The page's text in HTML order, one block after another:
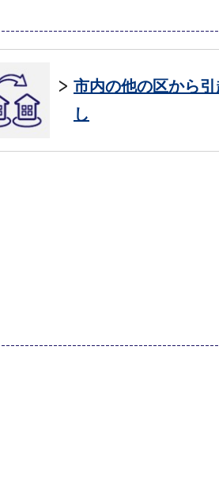
市内の他の区から引
し